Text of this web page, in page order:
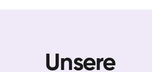
Unsere